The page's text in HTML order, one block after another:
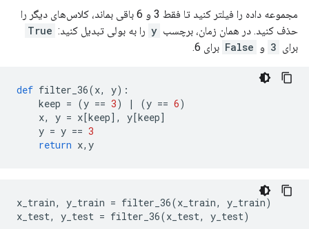
مجموعه داده را فیلتر کنید تا فقط 3 و 6 باقی بماند، کلاس‌های دیگر را
حذف کنید. در همان زمان، برچسب y را به بولی تبدیل کنید: True
برای 3 و False برای 6.
def filter_36(x, y):
keep = (y == 3) | (y == 6)
x, y = x[keep], y[keep]
y = y == 3
return x, y
x_train, y_train = filter_36(x_train, y_train)
x_test, y_test = filter_36(x_test, y_test)